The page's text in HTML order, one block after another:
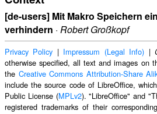
[de-users] Mit Makro Speichern
verhindern · Robert Großkopf
Privacy Policy | Impressum (Legal Info) |
otherwise specified, all text and images on
the Creative Commons Attribution-Share
include the source code of LibreOffice,
Public License (MPLv2). "LibreOffice" and
registered trademarks of their